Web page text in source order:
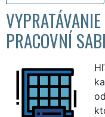
PRACOVNÍ